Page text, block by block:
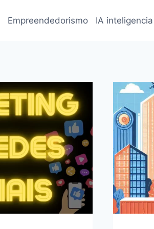
Empreendedorismo IA